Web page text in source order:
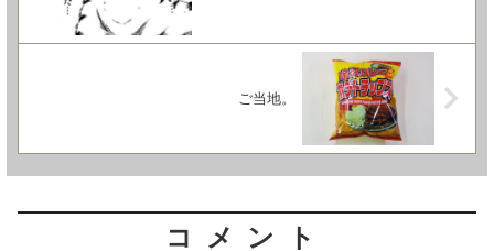
ご当地。
コメント